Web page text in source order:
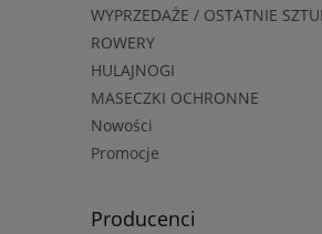
WYPRZEDAŻE / OSTATNIE
ROWERY
HULAJNOGI
MASECZKI OCHRONNE
Nowości
Promocje
Producenci